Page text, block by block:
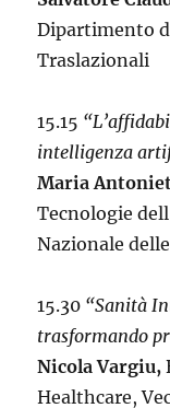
Dipartimento
Traslazionali
15.15
intelligenza
Maria
Tecnologie
Nazionale
15.30 “Sanità
trasformando
Nicola Vargiu,
Healthcare,